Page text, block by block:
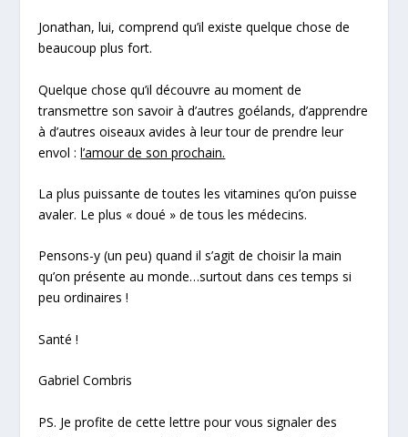
Jonathan, lui, comprend qu’il existe quelque chose de
beaucoup plus fort.
Quelque chose qu’il découvre au moment de
transmettre son savoir à d’autres goélands, d’apprendre
à d’autres oiseaux avides à leur tour de prendre leur
envol :l’amour de son prochain.
La plus puissante de toutes les vitamines qu’on puisse
avaler. Le plus « doué » de tous les médecins.
Pensons-y (un peu) quand il s’agit de choisir la main
qu’on présente au monde…surtout dans ces temps si
peu ordinaires !
Santé !
Gabriel Combris
PS. Je profite de cette lettre pour vous signaler des